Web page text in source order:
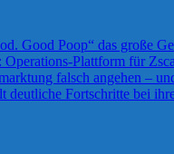
Good Poop“ das große
Plattform für
falsch angehen –
deutliche Fortschritte bei